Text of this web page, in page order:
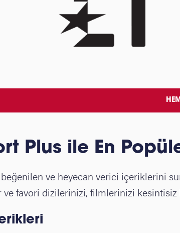
Plus ile En
beğenilen ve heyecan verici içeriklerini
favori dizilerinizi, filmlerinizi